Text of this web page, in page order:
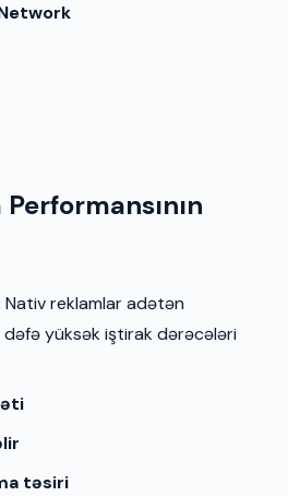
Nativ reklamlar adətən
yüksək iştirak dərəcələri
təsiri